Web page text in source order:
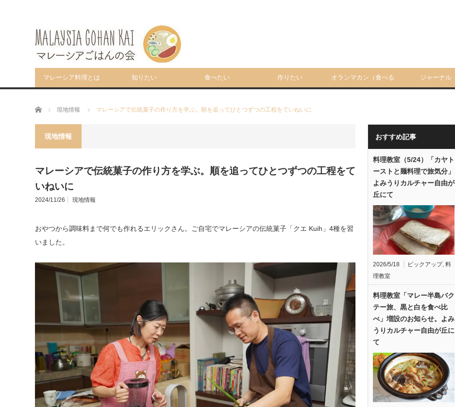
マレーシア料理とは 知りたい 食べたい 作りたい オランマカン（食べる ジャーナル
ホーム 現地情報 マレーシアで伝統菓子の作り方を学ぶ。順を追ってひとつずつの工程をていねいに
現地情報
マレーシアで伝統菓子の作り方を学ぶ。順を追ってひとつずつの工程をて
いねいに
2024/11/26 現地情報
おやつから調味料まで何でも作れるエリックさん。ご自宅でマレーシアの伝統菓子「クエ Kuih」4種を習
いました。
おすすめ記事
料理教室（5/24）「カヤト
ーストと麺料理で旅気分」
よみうりカルチャー自由が
丘にて
2026/5/18 ピックアップ, 料
理教室
料理教室「マレー半島バク
テー旅、黒と白を食べ比
べ」増設のお知らせ。よみ
うりカルチャー自由が丘に
て